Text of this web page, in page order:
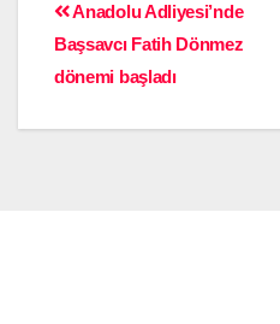
Anadolu Adliyesi’nde
Başsavcı Fatih Dönmez
dönemi başladı